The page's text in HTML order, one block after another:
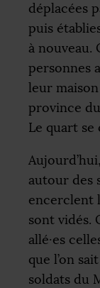
déplacées
puis
à nouveau.
personnes
leur
province
Le quart
autour des
encerclent
sont vidés.
allé·es
que l’on
soldats du